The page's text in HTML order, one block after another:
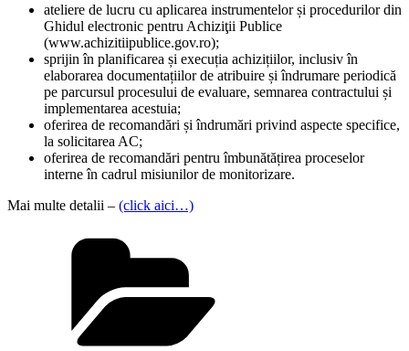
ateliere de lucru cu aplicarea instrumentelor și procedurilor din
Ghidul electronic pentru Achiziţii Publice
(www.achizitiipublice.gov.ro);
sprijin în planificarea și execuția achizițiilor, inclusiv în
elaborarea documentațiilor de atribuire și îndrumare periodică
pe parcursul procesului de evaluare, semnarea contractului și
implementarea acestuia;
oferirea de recomandări și îndrumări privind aspecte specifice,
la solicitarea AC;
oferirea de recomandări pentru îmbunătățirea proceselor
interne în cadrul misiunilor de monitorizare.
Mai multe detalii – (click aici…)